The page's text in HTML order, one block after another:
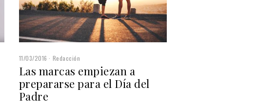
11/03/2016 Redacción
Las marcas empiezan a
prepararse para el Día del
Padre